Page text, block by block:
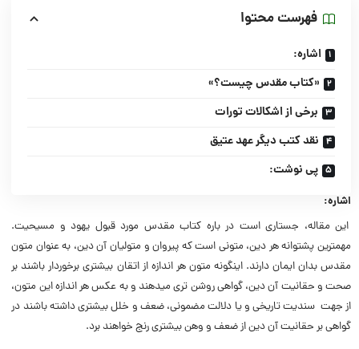
فهرست محتوا
اشاره:
«کتاب مقدس چیست؟»
برخى از اشکالات تورات
نقد کتب دیگر عهد عتیق
پى نوشت:
اشاره:
این مقاله، جستارى است در باره کتاب مقدس مورد قبول یهود و مسیحیت.
مهمترین پشتوانه هر دین، متونى است که پیروان و متولیان آن دین، به عنوان متون
مقدس بدان ایمان دارند. اینگونه متون هر اندازه از اتقان بیشترى برخوردار باشند بر
صحت و حقانیت آن دین، گواهى روشن ترى میدهند و به عکس هر اندازه این متون،
از جهت سندیت تاریخى و یا دلالت مضمونى، ضعف و خلل بیشترى داشته باشند در
گواهى بر حقانیت آن دین از ضعف و وهن بیشترى رنج خواهند برد.